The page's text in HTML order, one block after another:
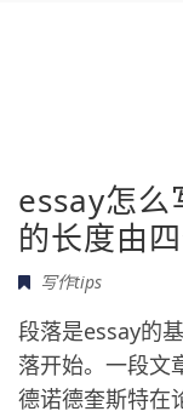
essay怎么
的长度由
写作tips
段落是essay的
落开始。一段文
德诺德奎斯特在